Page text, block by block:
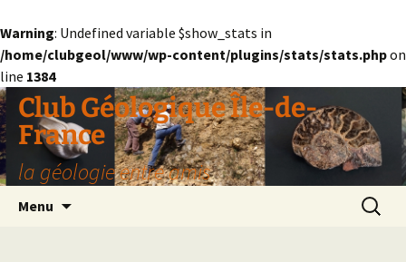
Warning: Undefined variable $show_stats in
/home/clubgeol/www/wp-content/plugins/stats/stats.phpon
line 1384
Aller
au
contenu
Club Géologique Île-de-
France
la géologie entre amis
Menu